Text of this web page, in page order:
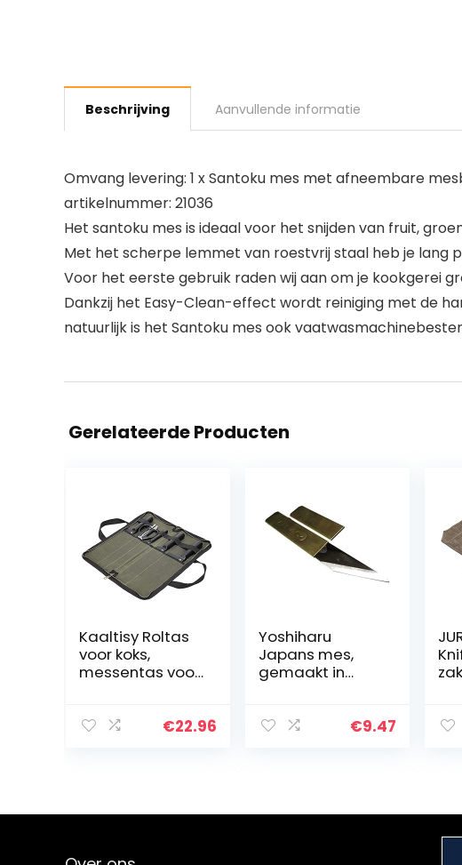
Beschrijving Aanvullende informatie
Omvang levering: 1 x Santoku mes met afneembare
artikelnummer: 21036
Het santoku mes is ideaal voor het snijden van fruit,
Met het scherpe lemmet van roestvrij staal heb je lang
Voor het eerste gebruik raden wij aan om je kookgerei
Dankzij het Easy-Clean-effect wordt reiniging met de
natuurlijk is het Santoku mes ook
Gerelateerde Producten
Kaaltisy Roltas
voor koks,
messentas voor
multifunctionele
legergroen
€22.96
Yoshiharu
Japans mes,
gemaakt in
€9.47